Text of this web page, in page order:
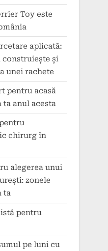
Toy este
aplicată:
construiește și
unei rachete
pentru acasă
ta anul acesta
chirurg în
alegerea unui
zonele
ta
pentru
pe luni cu